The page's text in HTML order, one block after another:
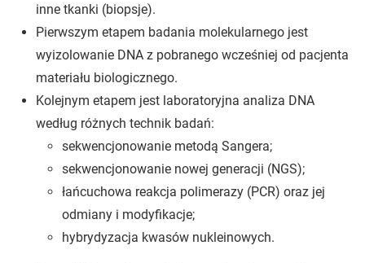
inne tkanki (biopsje).
Pierwszym etapem badania molekularnego jest
wyizolowanie DNA z pobranego wcześniej od pacjenta
materiału biologicznego.
Kolejnym etapem jest laboratoryjna analiza DNA
według różnych technik badań:
sekwencjonowanie metodą Sangera;
sekwencjonowanie nowej generacji (NGS);
łańcuchowa reakcja polimerazy (PCR) oraz jej
odmiany i modyfikacje;
hybrydyzacja kwasów nukleinowych.